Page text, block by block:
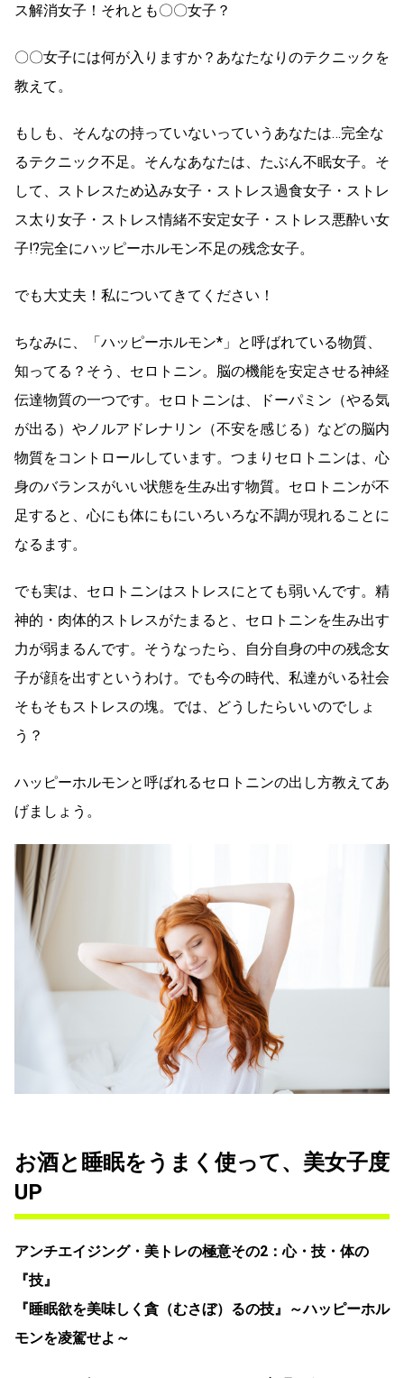
ス解消女子！それとも〇〇女子？
〇〇女子には何が入りますか？あなたなりのテクニックを
教えて。
もしも、そんなの持っていないっていうあなたは…完全な
るテクニック不足。そんなあなたは、たぶん不眠女子。そ
して、ストレスため込み女子・ストレス過食女子・ストレ
ス太り女子・ストレス情緒不安定女子・ストレス悪酔い女
子⁉完全にハッピーホルモン不足の残念女子。
でも大丈夫！私についてきてください！
ちなみに、「ハッピーホルモン*」と呼ばれている物質、
知ってる？そう、セロトニン。脳の機能を安定させる神経
伝達物質の一つです。セロトニンは、ドーパミン（やる気
が出る）やノルアドレナリン（不安を感じる）などの脳内
物質をコントロールしています。つまりセロトニンは、心
身のバランスがいい状態を生み出す物質。セロトニンが不
足すると、心にも体にもにいろいろな不調が現れることに
なるます。
でも実は、セロトニンはストレスにとても弱いんです。精
神的・肉体的ストレスがたまると、セロトニンを生み出す
力が弱まるんです。そうなったら、自分自身の中の残念女
子が顔を出すというわけ。でも今の時代、私達がいる社会
そもそもストレスの塊。では、どうしたらいいのでしょ
う？
ハッピーホルモンと呼ばれるセロトニンの出し方教えてあ
げましょう。
お酒と睡眠をうまく使って、美女子度
UP
アンチエイジング・美トレの極意その2：心・技・体の
『技』
『睡眠欲を美味しく貪（むさぼ）るの技』～ハッピーホル
モンを凌駕せよ～